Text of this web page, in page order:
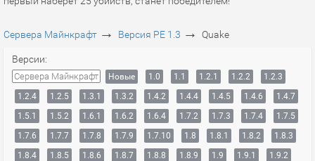
Сервера Майнкрафт → Версия PE 1.3 → Quake
Версии:
Сервера Майнкрафт Новые 1.0 1.1 1.2.1 1.2.2
1.2.3
1.2.4
1.2.5 1.3.1 1.3.2 1.4.2 1.4.4 1.4.5 1.4.6
1.4.7
1.5.1
1.5.2 1.6.1 1.6.2 1.6.4 1.7.2 1.7.3 1.7.4
1.7.5
1.7.6
1.7.7 1.7.8 1.7.9 1.7.10 1.8 1.8.1 1.8.2
1.8.3
1.8.4
1.8.5 1.8.6 1.8.7 1.8.8 1.8.9 1.9 1.9.1
1.9.2